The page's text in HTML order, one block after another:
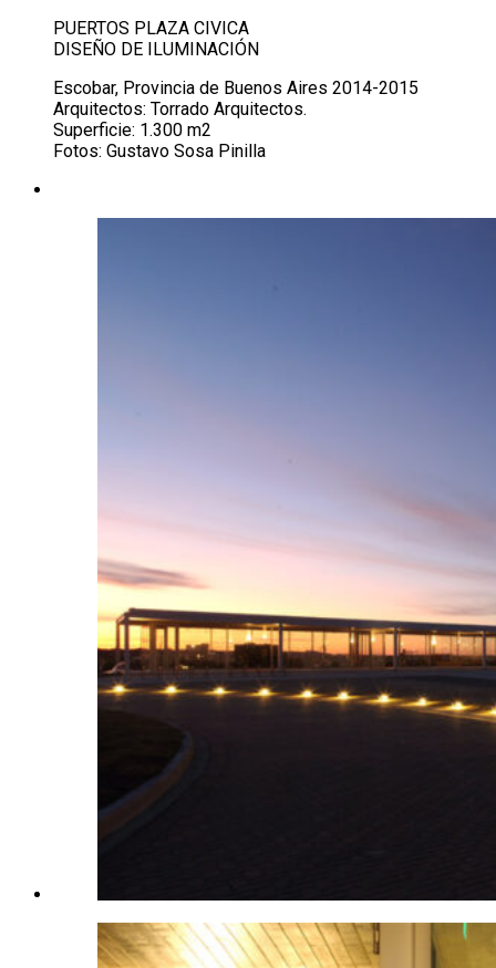
PUERTOS PLAZA CIVICA
DISEÑO DE ILUMINACIÓN
Escobar, Provincia de Buenos Aires 2014-2015
Arquitectos: Torrado Arquitectos.
Superficie: 1.300 m2
Fotos: Gustavo Sosa Pinilla